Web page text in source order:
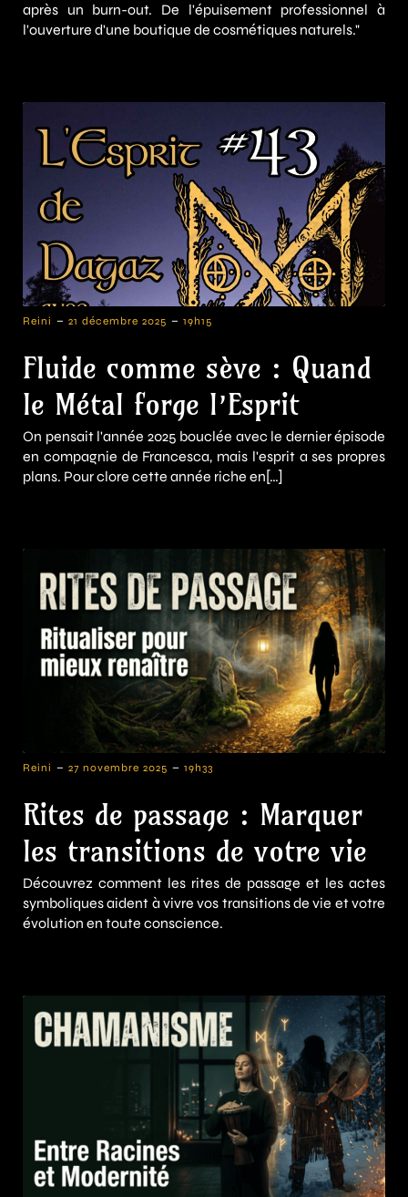
après un burn-out. De l'épuisement professionnel à
l'ouverture d'une boutique de cosmétiques naturels."
Reini - 21 décembre 2025 - 19h15
Fluide comme sève : Quand
le Métal forge l’Esprit
On pensait l'année 2025 bouclée avec le dernier épisode
en compagnie de Francesca, mais l'esprit a ses propres
plans. Pour clore cette année riche en[…]
Reini - 27 novembre 2025 - 19h33
Rites de passage : Marquer
les transitions de votre vie
Découvrez comment les rites de passage et les actes
symboliques aident à vivre vos transitions de vie et votre
évolution en toute conscience.